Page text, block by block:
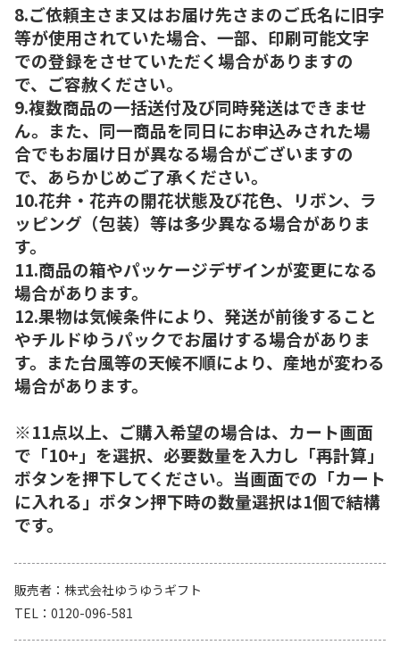
8.ご依頼主さま又はお届け先さまのご氏名に旧字
等が使用されていた場合、一部、印刷可能文字
での登録をさせていただく場合がありますの
で、ご容赦ください。
9.複数商品の一括送付及び同時発送はできませ
ん。また、同一商品を同日にお申込みされた場
合でもお届け日が異なる場合がございますの
で、あらかじめご了承ください。
10.花弁・花卉の開花状態及び花色、リボン、ラ
ッピング（包装）等は多少異なる場合がありま
す。
11.商品の箱やパッケージデザインが変更になる
場合があります。
12.果物は気候条件により、発送が前後すること
やチルドゆうパックでお届けする場合がありま
す。また台風等の天候不順により、産地が変わる
場合があります。
※11点以上、ご購入希望の場合は、カート画面
で「10+」を選択、必要数量を入力し「再計算」
ボタンを押下してください。当画面での「カート
に入れる」ボタン押下時の数量選択は1個で結構
です。
販売者
株式会社ゆうゆうギフト
TEL
0120-096-581